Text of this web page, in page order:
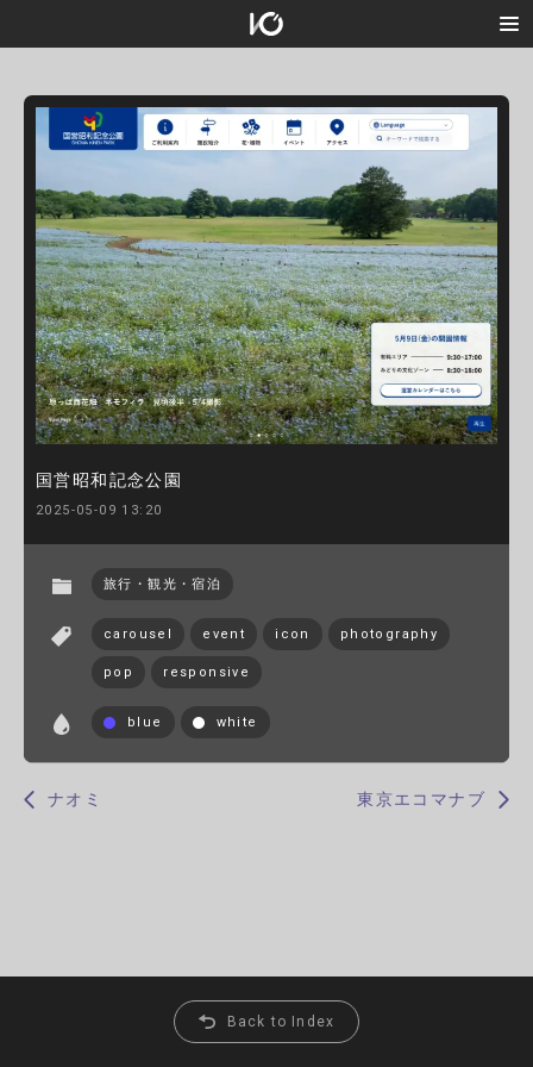
国営昭和記念公園
2025-05-09 13:20
旅行・観光・宿泊
carousel event icon photography
pop responsive
blue white
ナオミ 東京エコマナブ
Back to Index